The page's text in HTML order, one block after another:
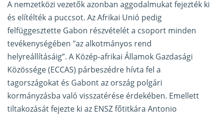
A nemzetközi vezetők azonban aggodalmukat fejezték ki
és elítélték a puccsot. Az Afrikai Unió pedig
felfüggesztette Gabon részvételét a csoport minden
tevékenységében "az alkotmányos rend
helyreállításáig”. A Közép-afrikai Államok Gazdasági
Közössége (ECCAS) párbeszédre hívta fel a
tagországokat és Gabont az ország polgári
kormányzásba való visszatérése érdekében. Emellett
tiltakozását fejezte ki az ENSZ főtitkára Antonio